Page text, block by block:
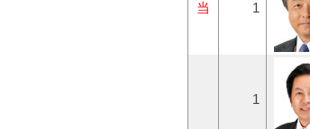
当 1
1